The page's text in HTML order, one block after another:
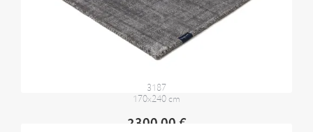
3187
170x240 cm
2300,00 €